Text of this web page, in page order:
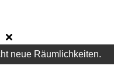
neue Räumlichkeiten.